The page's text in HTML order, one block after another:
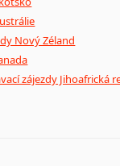
Nový Zéland
zájezdy Jihoafrická